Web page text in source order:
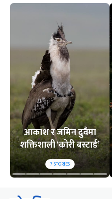
आकाश र जमिन दुवैमा
शक्तिशाली ‘कोरी बस्टार्ड’
7STORIES